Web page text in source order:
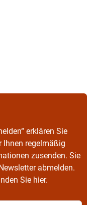
erklären Sie
Ihnen regelmäßig
zusenden. Sie
abmelden.
Sie hier.